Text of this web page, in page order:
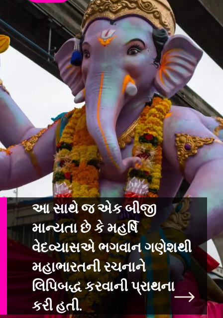
આ સાથે જ એક બીજી
માન્યતા છે કે મહર્ષિ
વેદવ્યાસએ ભગવાન ગણેશથી
મહાભારતનીરચનાને
લિપિબદ્ધ કરવાની પ્રાથના
કરી હતી.